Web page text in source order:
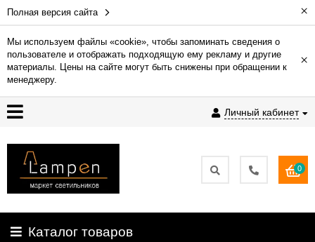
Полная версия сайта ×
Мы используем файлы «cookie», чтобы запоминать сведения о
пользователе и отображать подходящую ему рекламу и другие
материалы. Цены на сайте могут быть снижены при обращении к
менеджеру.
×
Личный кабинет
Гарантия
Доставка
и
Контакты
освещения
0
Каталог товаров